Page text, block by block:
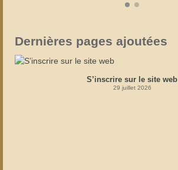
Dernières pages ajoutées
S’inscrire sur le site web
29 juillet 2026